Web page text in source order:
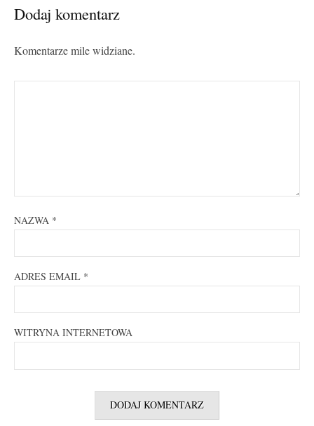
Dodaj komentarz
Komentarze mile widziane.
NAZWA *
ADRES EMAIL *
WITRYNA INTERNETOWA